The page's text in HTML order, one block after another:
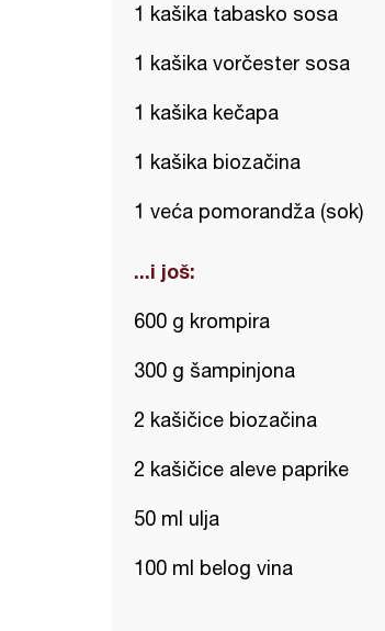
1 kašika tabasko sosa
1 kašika vorčester sosa
1 kašika kečapa
1 kašika biozačina
1 veća pomorandža (sok)
...i još:
600 g krompira
300 g šampinjona
2 kašičice biozačina
2 kašičice aleve paprike
50 ml ulja
100 ml belog vina